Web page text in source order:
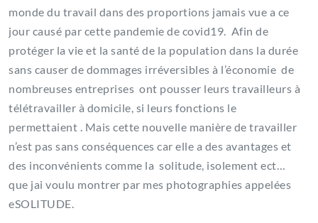
monde du travail dans des proportions jamais vue a ce
jour causé par cette pandemie de covid19. Afin de
protéger la vie et la santé de la population dans la durée
sans causer de dommages irréversibles à l’économie de
nombreuses entreprises ont pousser leurs travailleurs à
télétravailler à domicile, si leurs fonctions le
permettaient . Mais cette nouvelle manière de travailler
n’est pas sans conséquences car elle a des avantages et
des inconvénients comme la solitude, isolement ect…
que jai voulu montrer par mes photographies appelées
eSOLITUDE.